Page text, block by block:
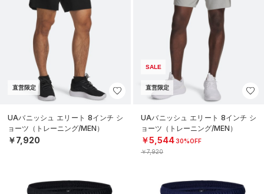
直営限定
UAバニッシュ エリート 8インチ シ
ョーツ（トレーニング/MEN）
￥7,920
SALE
直営限定
UAバニッシュ エリート 8インチ シ
ョーツ（トレーニング/MEN）
￥5,54430%OFF
￥7,920